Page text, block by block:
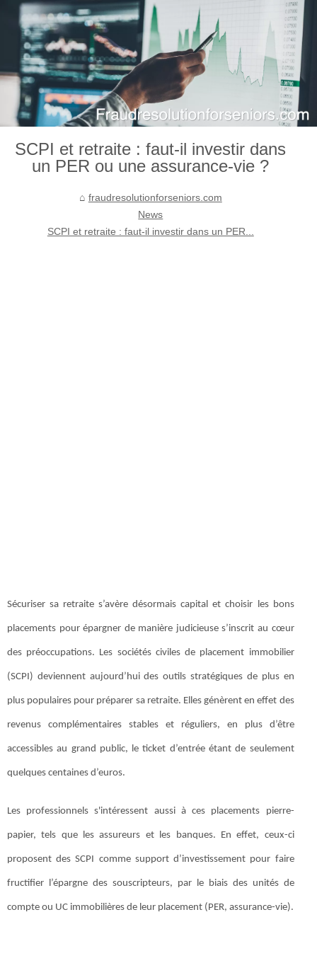
SCPI et retraite : faut-il investir dans
un PER ou une assurance-vie ?
fraudresolutionforseniors.com
News
SCPI et retraite : faut-il investir dans un PER...
Sécuriser sa retraite s’avère désormais capital et choisir les bons
placements pour épargner de manière judicieuse s’inscrit au cœur
des préoccupations. Les sociétés civiles de placement immobilier
(SCPI) deviennent aujourd’hui des outils stratégiques de plus en
plus populaires pour préparer sa retraite. Elles génèrent en effet des
revenus complémentaires stables et réguliers, en plus d’être
accessibles au grand public, le ticket d’entrée étant de seulement
quelques centaines d’euros.
Les professionnels s'intéressent aussi à ces placements pierre-
papier, tels que les assureurs et les banques. En effet, ceux-ci
proposent des SCPI comme support d’investissement pour faire
fructifier l’épargne des souscripteurs, par le biais des unités de
compte ou UC immobilières de leur placement (PER, assurance-vie).